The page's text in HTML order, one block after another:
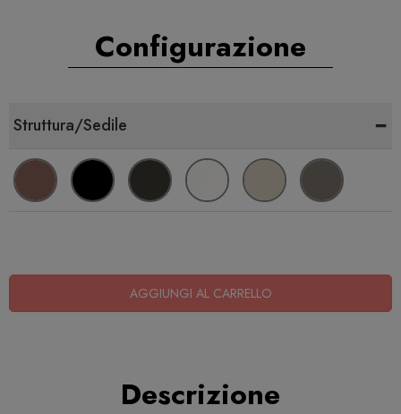
Configurazione
Struttura/Sedile -
AGGIUNGI AL CARRELLO
Descrizione